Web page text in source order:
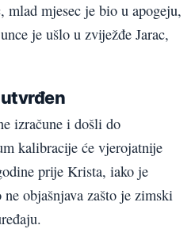
mlad mjesec je bio u apogeju,
je ušlo u zviježđe Jarac,
izračune i došli do
kalibracije će vjerojatnije
prije Krista, iako je
objašnjava zašto je zimski